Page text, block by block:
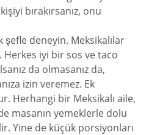
bırakırsanız, onu
şefle deneyin. Meksikalılar
iyi bir sos ve taco
da olmasanız da,
izin veremez. Ek
Herhangi bir Meksikalı aile,
masanın yemeklerle dolu
Yine de küçük porsiyonları